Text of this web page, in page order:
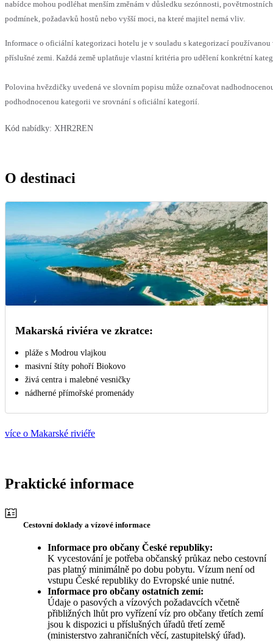
nabídce mohou podléhat menším změnám v důsledku sezónnosti, povětrnostních
podmínek, požadavků hostů nebo vyšší moci, na které majitel nemá vliv.
Informace o oficiální kategorizaci hotelu je v souladu s kategorizací používanou
příslušné zemi. Každá země uplatňuje vlastní kritéria pro udělení konkrétní
Polovina hvězdičky uvedená ve slovním popisu může označovat
podhodnocenou kategorii ve srovnání s oficiální kategorií.
Kód nabídky: XHR2REN
O destinaci
Makarská riviéra ve zkratce:
pláže s Modrou vlajkou
masivní štíty pohoří Biokovo
živá centra i malebné vesničky
nádherné přímořské promenády
více o Makarské riviéře
Praktické informace
Cestovní doklady a vízové informace
Informace pro občany České republiky:
K vycestování je potřeba občanský průkaz nebo cestovní
pas platný minimálně po dobu pobytu. Vízum není od
vstupu České republiky do Evropské unie nutné.
Informace pro občany ostatních zemí:
Údaje o pasových a vízových požadavcích včetně
přibližných lhůt pro vyřízení víz pro občany třetích zemí
jsou k dispozici u příslušných úřadů třetí země
(ministerstvo zahraničních věcí, zastupitelský úřad).